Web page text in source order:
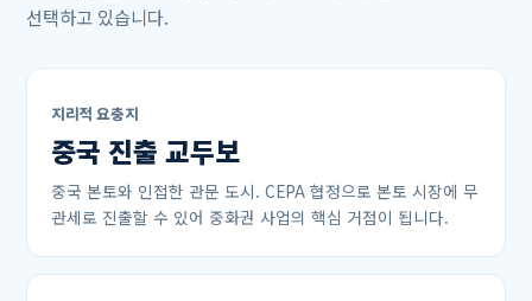
선택하고 있습니다.
지리적 요충지
중국 진출 교두보
중국 본토와 인접한 관문 도시. CEPA 협정으로 본토 시장에 무
관세로 진출할 수 있어 중화권 사업의 핵심 거점이 됩니다.